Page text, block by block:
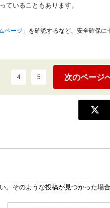
ていることもあります。
ページ 」を確認するなど、安全確保に
4 5 次のページ